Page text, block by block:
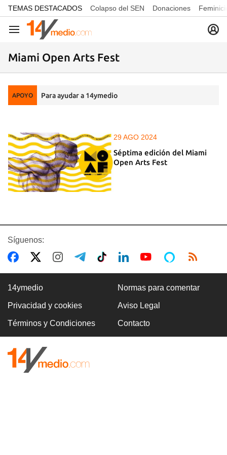
common.go-to-content
TEMAS DESTACADOS Colapso del SEN Donaciones
Navegación
Miami Open Arts Fest
APOYO Para ayudar a 14ymedio
29 AGO 2024
Séptima edición del Miami
Open Arts Fest
Síguenos:
14ymedio Normas para comentar
Privacidad y cookies Aviso Legal
Términos y Condiciones Contacto